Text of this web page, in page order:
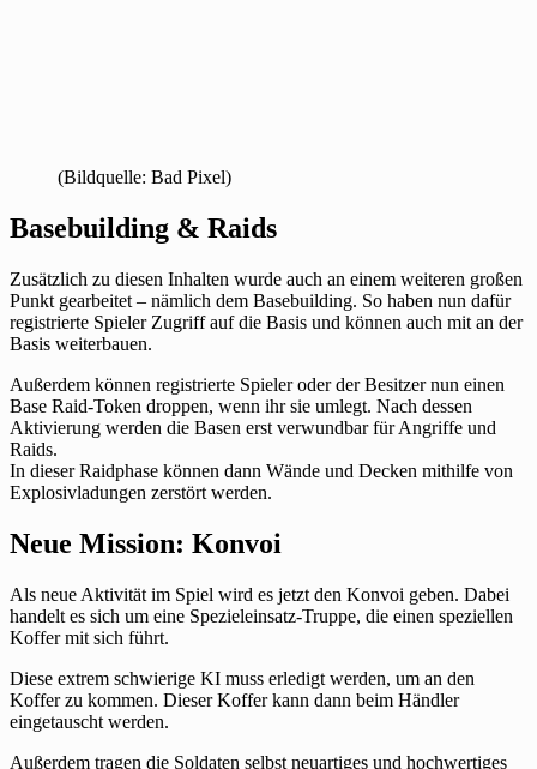
(Bildquelle: Bad Pixel)
Basebuilding & Raids
Zusätzlich zu diesen Inhalten wurde auch an einem weiteren großen
Punkt gearbeitet – nämlich dem Basebuilding. So haben nun dafür
registrierte Spieler Zugriff auf die Basis und können auch mit an der
Basis weiterbauen.
Außerdem können registrierte Spieler oder der Besitzer nun einen
Base Raid-Token droppen, wenn ihr sie umlegt. Nach dessen
Aktivierung werden die Basen erst verwundbar für Angriffe und
Raids.
In dieser Raidphase können dann Wände und Decken mithilfe von
Explosivladungen zerstört werden.
Neue Mission: Konvoi
Als neue Aktivität im Spiel wird es jetzt den Konvoi geben. Dabei
handelt es sich um eine Spezieleinsatz-Truppe, die einen speziellen
Koffer mit sich führt.
Diese extrem schwierige KI muss erledigt werden, um an den
Koffer zu kommen. Dieser Koffer kann dann beim Händler
eingetauscht werden.
Außerdem tragen die Soldaten selbst neuartiges und hochwertiges